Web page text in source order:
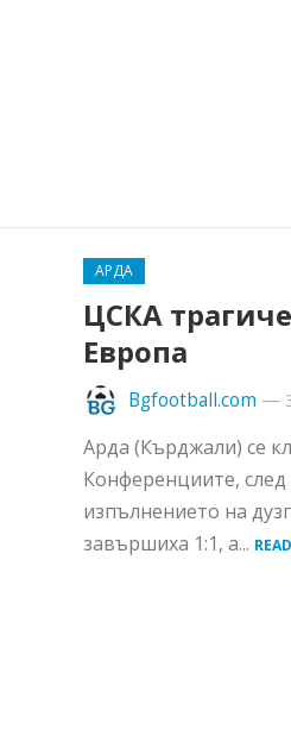
АРДА
ЦСКА
Европа
Bgfootball.com —
Арда (Кърджали) се
Конференциите,
изпълнението на
завършиха 1:1, а...